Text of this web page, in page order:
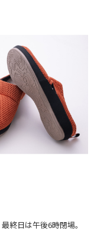
終日は午後6時閉場。